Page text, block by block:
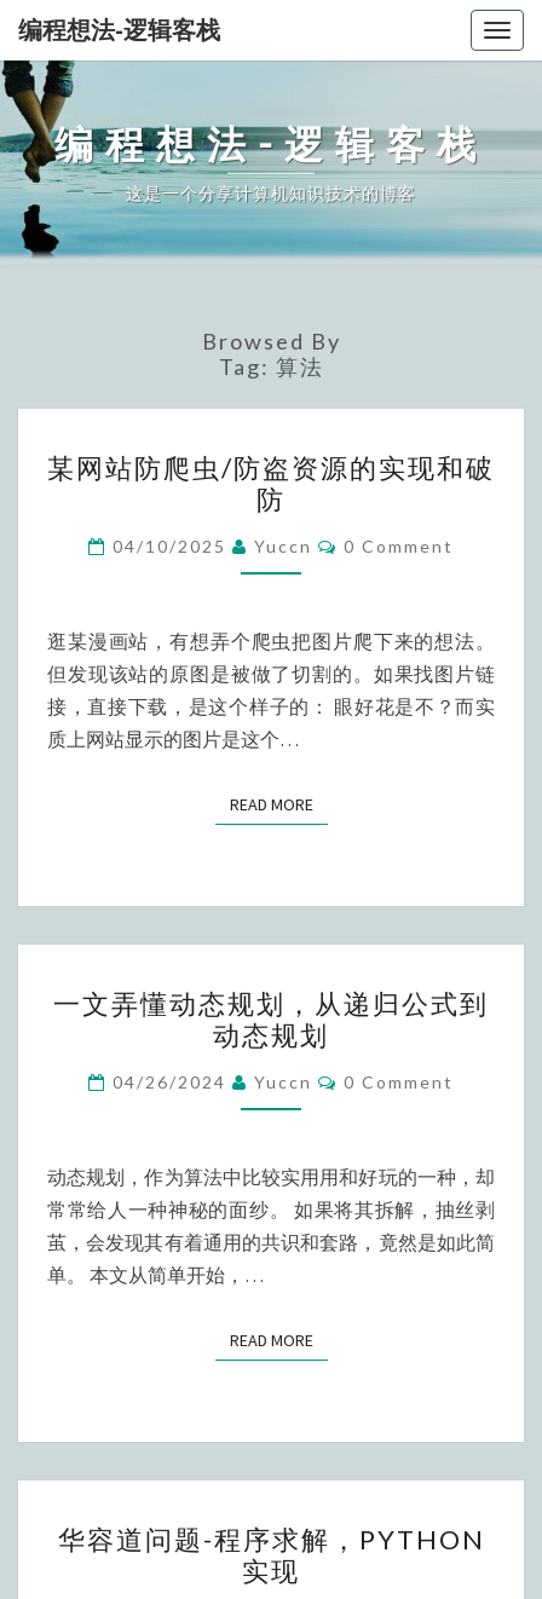
编程想法-逻辑客栈
编程想法-逻辑客栈
这是一个分享计算机知识技术的博客
Browsed By
Tag: 算法
网
站
防
爬
防
盗
资
源
实
破
某网站防爬虫/防盗资源的实现和破
防
04/10/2025 Yuccn Comments
0 Comment
逛某漫画站，有想弄个爬虫把图片爬下来的想法。
但发现该站的原图是被做了切割的。如果找图片链
接，直接下载，是这个样子的： 眼好花是不？而实
质上网站显示的图片是这个…
READ MOREREAD MORE
文
弄
懂
动
规
划，
从
公
动
划
一文弄懂动态规划，从递归公式到
动态规划
04/26/2024 Yuccn Comments
0 Comment
动态规划，作为算法中比较实用用和好玩的一种，却
常常给人一种神秘的面纱。 如果将其拆解，抽丝剥
茧，会发现其有着通用的共识和套路，竟然是如此简
单。 本文从简单开始，…
READ MOREREAD MORE
容
道
华容道问题-程序求解，PYTHON
实现